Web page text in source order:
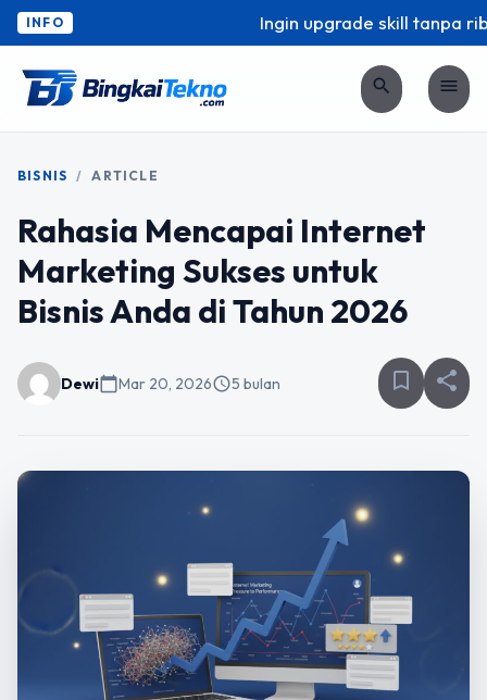
INFO Ingin upgrade skill tanpa
search menu
BISNIS / ARTICLE
Rahasia Mencapai Internet
Marketing Sukses untuk
Bisnis Anda di Tahun 2026
Dewicalendar_todayMar 20, 2026schedule5 bulan bookmark_border share